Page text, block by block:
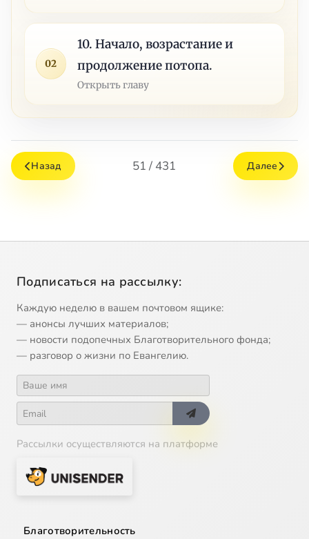
02
10. Начало, возрастание и
продолжение потопа.
Открыть главу
Назад 51 / 431 Далее
Подписаться на рассылку:
Каждую неделю в вашем почтовом ящике:
— анонсы лучших материалов;
— новости подопечных Благотворительного фонда;
— разговор о жизни по Евангелию.
Рассылки осуществляются на платформе
Благотворительность